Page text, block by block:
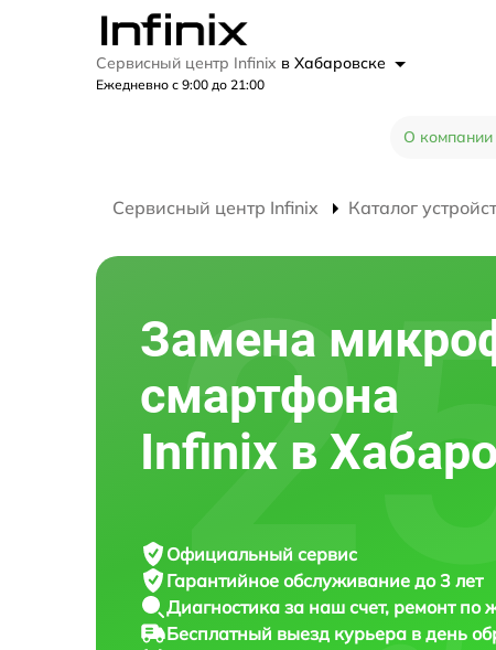
Сервисный центр Infinix в Хабаровске
Ежедневно с 9:00 до 21:00
О компании
Сервисный центр Infinix Каталог
Замена
смартфона
Infinix в
Официальный сервис
Гарантийное обслуживание до 3 лет
Диагностика за наш счет, ремонт по
Бесплатный выезд курьера в день